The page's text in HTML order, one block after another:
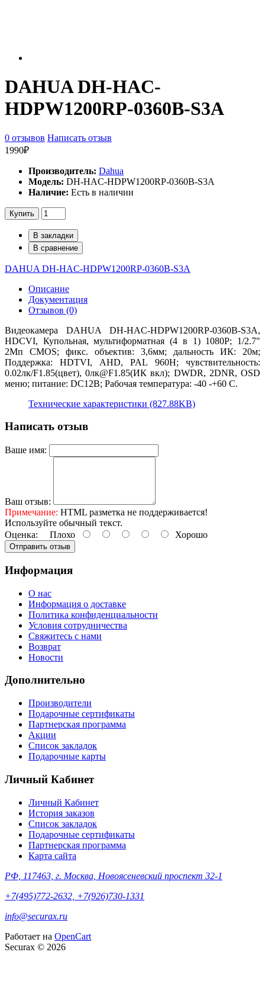
DAHUA DH-HAC-
HDPW1200RP-0360B-S3A
0 отзывов Написать отзыв
1990₽
Производитель: Dahua
Модель: DH-HAC-HDPW1200RP-0360B-S3A
Наличие: Есть в наличии
Купить
В закладки
В сравнение
DAHUA DH-HAC-HDPW1200RP-0360B-S3A
Описание
Документация
Отзывов (0)
Видеокамера DAHUA DH-HAC-HDPW1200RP-0360B-S3A,
HDCVI, Купольная, мультиформатная (4 в 1) 1080P; 1/2.7"
2Mп CMOS; фикс. объектив: 3,6мм; дальность ИК: 20м;
Поддержка: HDTVI, AHD, PAL 960H; чувствительность:
0.02лк/F1.85(цвет), 0лк@F1.85(ИК вкл); DWDR, 2DNR, OSD
меню; питание: DC12В; Рабочая температура: -40 -+60 С.
Технические характеристики (827.88KB)
Написать отзыв
Ваше имя:
Ваш отзыв:
Примечание: HTML разметка не поддерживается!
Используйте обычный текст.
Оценка: Плохо Хорошо
Отправить отзыв
Информация
О нас
Информация о доставке
Политика конфиденциальности
Условия сотрудничества
Свяжитесь с нами
Возврат
Новости
Дополнительно
Производители
Подарочные сертификаты
Партнерская программа
Акции
Список закладок
Подарочные карты
Личный Кабинет
Личный Кабинет
История заказов
Список закладок
Подарочные сертификаты
Партнерская программа
Карта сайта
РФ, 117463, г. Москва, Новоясеневский проспект 32-1
+7(495)772-2632, +7(926)730-1331
info@securax.ru
Работает на OpenCart
Securax © 2026